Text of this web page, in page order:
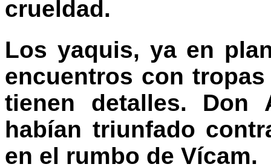
crueldad.
Los yaquis, ya en
encuentros con
tienen detalles.
habían triunfado
en el rumbo de Vícam.